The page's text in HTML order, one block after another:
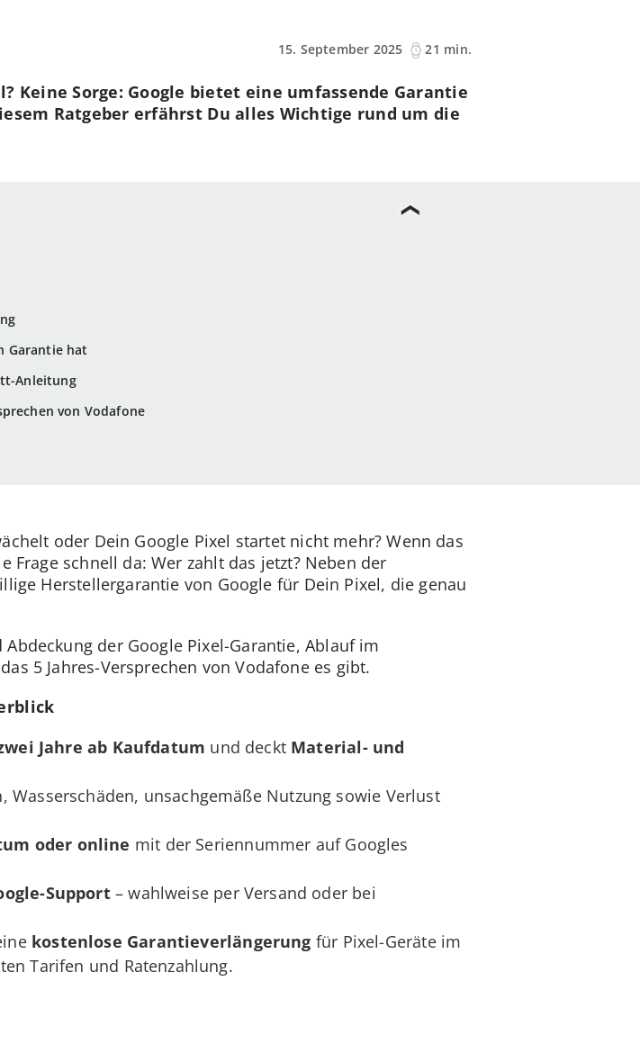
15. September 2025
21 min.
Garantie hat
Anleitung
von Vodafone
Keine Sorge: Google bietet eine umfassende Garantie
Ratgeber erfährst Du alles Wichtige rund um die
oder Dein Google Pixel startet nicht mehr? Wenn das
schnell da: Wer zahlt das jetzt? Neben der
Herstellergarantie von Google für Dein Pixel, die genau
der Google Pixel-Garantie, Ablauf im
5 Jahres-Versprechen von Vodafone es gibt.
Jahre ab Kaufdatum und deckt Material- und
unsachgemäße Nutzung sowie Verlust
oder online mit der Seriennummer auf Googles
Support– wahlweise per Versand oder bei
kostenlose Garantieverlängerung für Pixel-Geräte im
Tarifen und Ratenzahlung.